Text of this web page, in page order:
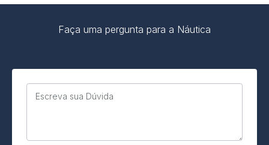
Faça uma pergunta para a Náutica
Escreva sua Dúvida